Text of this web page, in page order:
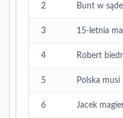
2 Bunt w
3 15-letnia
4 Robert
5 Polska
6 Jacek